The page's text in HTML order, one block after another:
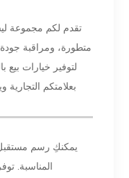
تقدم لكم مجموعة
متطورة، ومراقبة
لتوفير خيارات بيع
بعلامتكم
يمكنكِ رسم مستقبل
المناسبة.